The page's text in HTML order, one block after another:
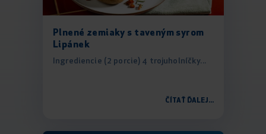
Plnené zemiaky s taveným syrom
Lipánek
Ingrediencie (2 porcie) 4 trojuholníčky...
ČÍTAŤ ĎALEJ...